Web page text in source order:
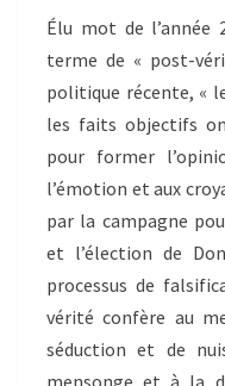
Élu mot de l’année
terme de « post-
politique récente, «
les faits objectifs
pour former
l’émotion et aux
par la campagne
et l’élection de
processus de
vérité confère au
séduction et de
mensonge et à la